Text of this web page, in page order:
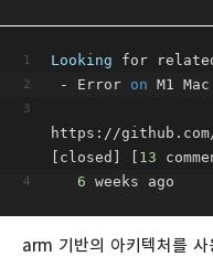
Looking for
- Error on M1 Mac
https://github.com/
[closed] [ 13
6 weeks ago
arm 기반의 아키텍처를